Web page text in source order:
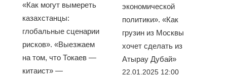
«Как могут вымереть
казахстанцы:
глобальные сценарии
рисков». «Выезжаем
на том, что Токаев —
китаист» —
экономической
политики». «Как
грузин из Москвы
хочет сделать из
Атырау Дубай»
22.01.2025 12:00